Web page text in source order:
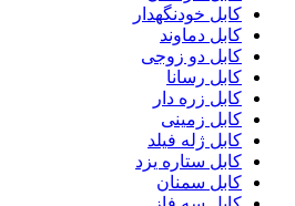
کابل خودنگهدار
کابل دماوند
کابل دو زوجی
کابل رسانا
کابل زره دار
کابل زمینی
کابل ژله فیلد
کابل ستاره یزد
کابل سمنان